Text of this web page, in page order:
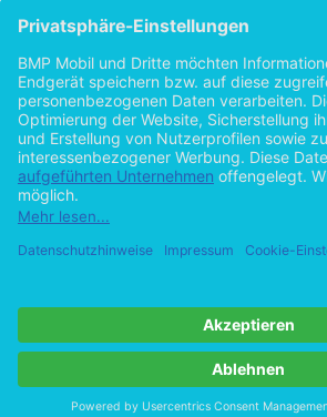
Business-to-Business-
Verlagsbuchhandel: Eine
deutschsprachigen Raum
vonKatharina Buchholz (Autor:in)
2012
©2011
Impressum
Zur Desktop-Version
Copyright ©Imprint in der Bedey & Thoms
byOpen Publishing
Cookie-Einstellungen